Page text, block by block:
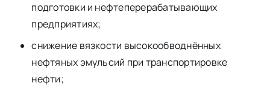
подготовки и нефтеперерабатывающих
предприятиях;
снижение вязкости высокообводнённых
нефтяных эмульсий при транспортировке
нефти;